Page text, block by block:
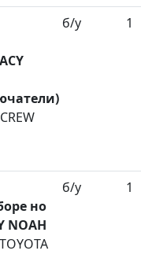
б/у 1
но
NOAH
TOYOTA
б/у 1